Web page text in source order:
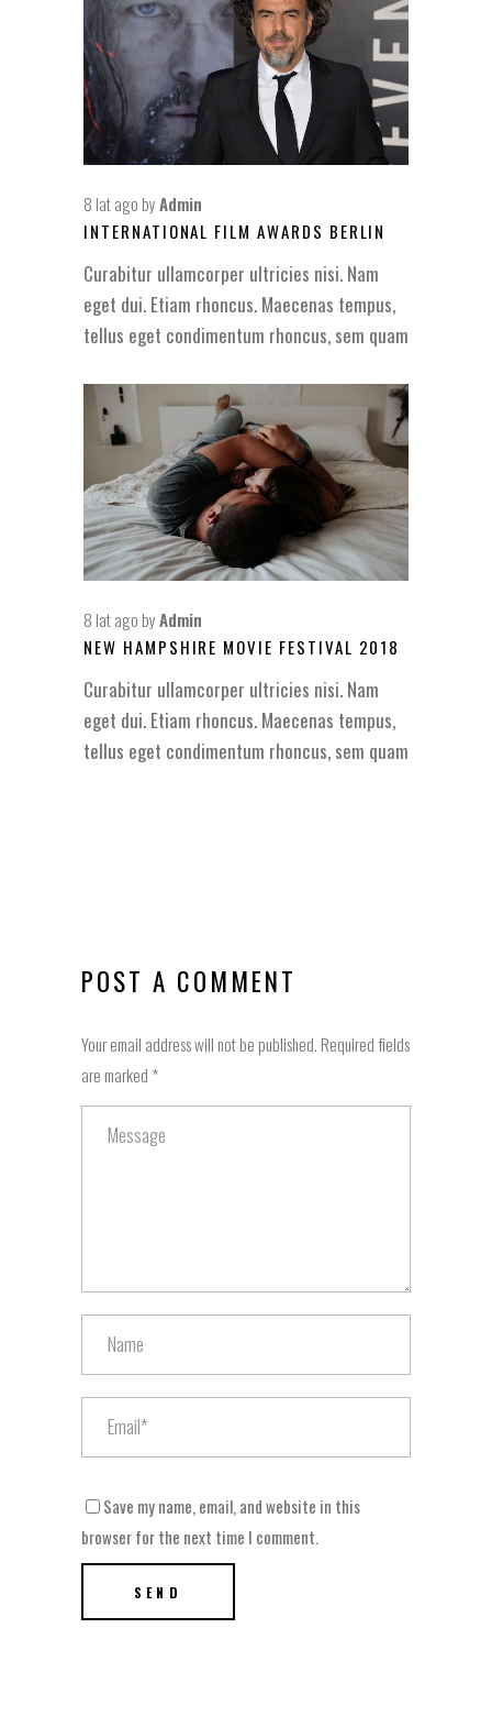
8 lat ago byAdmin
INTERNATIONAL FILM AWARDS BERLIN
Curabitur ullamcorper ultricies nisi. Nam
eget dui. Etiam rhoncus. Maecenas tempus,
tellus eget condimentum rhoncus, sem quam
8 lat ago byAdmin
NEW HAMPSHIRE MOVIE FESTIVAL 2018
Curabitur ullamcorper ultricies nisi. Nam
eget dui. Etiam rhoncus. Maecenas tempus,
tellus eget condimentum rhoncus, sem quam
POST A COMMENT
Your email address will not be published. Required fields
are marked *
Save my name, email, and website in this
browser for the next time I comment.